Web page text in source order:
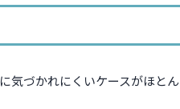
気づかれにくいケースがほとん